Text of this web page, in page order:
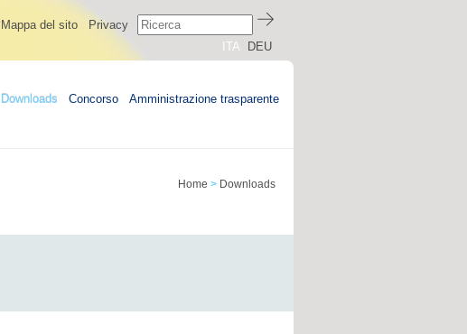
Mappa del sito
Privacy
ITA
DEU
Downloads Concorso Amministrazione trasparente
Home > Downloads